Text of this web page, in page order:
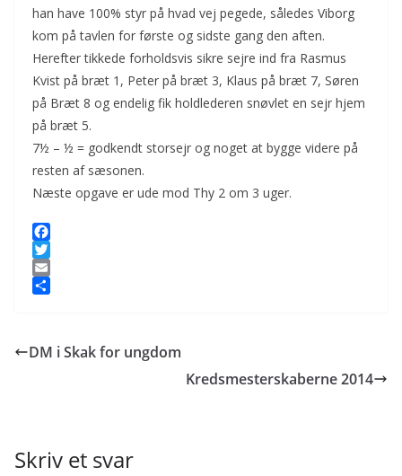
han have 100% styr på hvad vej pegede, således Viborg
kom på tavlen for første og sidste gang den aften.
Herefter tikkede forholdsvis sikre sejre ind fra Rasmus
Kvist på bræt 1, Peter på bræt 3, Klaus på bræt 7, Søren
på Bræt 8 og endelig fik holdlederen snøvlet en sejr hjem
på bræt 5.
7½ – ½ = godkendt storsejr og noget at bygge videre på
resten af sæsonen.
Næste opgave er ude mod Thy 2 om 3 uger.
F
a
c
o
T
w
e
E
lr
DM i Skak for ungdom
Kredsmesterskaberne 2014
Skriv et svar